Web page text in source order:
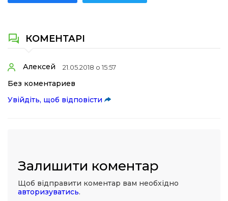
КОМЕНТАРІ
Алексей 21.05.2018 о 15:57
Без коментариев
Увійдіть, щоб відповісти
Залишити коментар
Щоб відправити коментар вам необхідно
авторизуватись.